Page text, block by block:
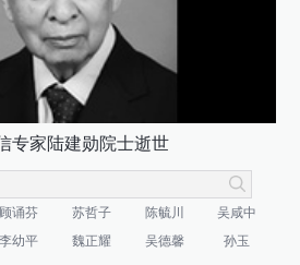
专家陆建勋院士逝世
顾诵芬 苏哲子 陈毓川
吴咸中
李幼平 魏正耀 吴德馨 孙玉